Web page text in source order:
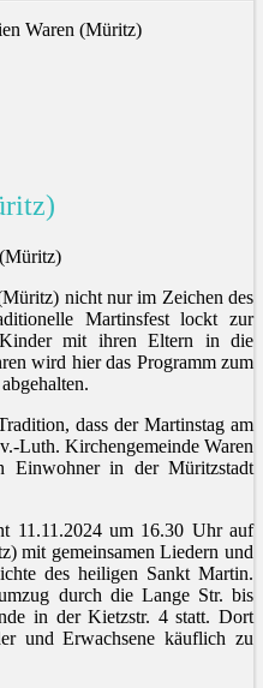
nicht nur im Zeichen des
Martinsfest lockt zur
Kinder mit ihren Eltern in die
wird hier das Programm zum
dass der Martinstag am
Luth. Kirchengemeinde Waren
Einwohner in der Müritzstadt
11.11.2024 um 16.30 Uhr auf
mit gemeinsamen Liedern und
des heiligen Sankt Martin.
durch die Lange Str. bis
in der Kietzstr. 4 statt. Dort
und Erwachsene käuflich zu